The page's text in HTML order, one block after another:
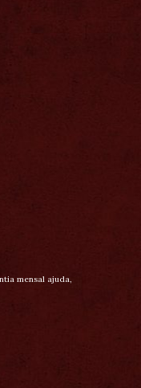
mensal ajuda,